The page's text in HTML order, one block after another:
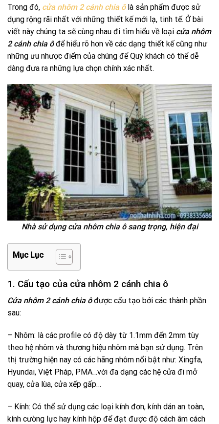
Trong đó, cửa nhôm 2 cánh chia ôlà sản phẩm được sử
dụng rộng rãi nhất với những thiết kế mới lạ, tinh tế. Ở bài
viết này chúng ta sẽ cùng nhau đi tìm hiểu về loại cửa nhôm
2 cánh chia ôđể hiểu rõ hơn về các dạng thiết kế cũng như
những ưu nhược điểm của chúng để Quý khách có thể dễ
dàng đưa ra những lựa chọn chính xác nhất.
Nhà sử dụng cửa nhôm chia ô sang trọng, hiện đại
Mục Lục
1. Cấu tạo của cửa nhôm 2 cánh chia ô
Cửa nhôm 2 cánh chia ôđược cấu tạo bởi các thành phần
sau:
– Nhôm: là các profile có độ dày từ 1.1mm đến 2mm tùy
theo hệ nhôm và thương hiệu nhôm mà bạn sử dụng. Trên
thị trường hiện nay có các hãng nhôm nổi bật như: Xingfa,
Hyundai, Việt Pháp, PMA…với đa dạng các hệ cửa đi mở
quay, cửa lùa, cửa xếp gấp…
– Kính: Có thể sử dụng các loại kính đơn, kính dán an toàn,
kính cường lực hay kính hộp để đạt được độ cách âm cách